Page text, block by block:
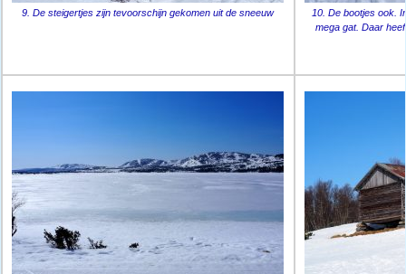
9. De steigertjes zijn tevoorschijn gekomen uit de sneeuw
10. De bootjes ook.
mega gat. Daar